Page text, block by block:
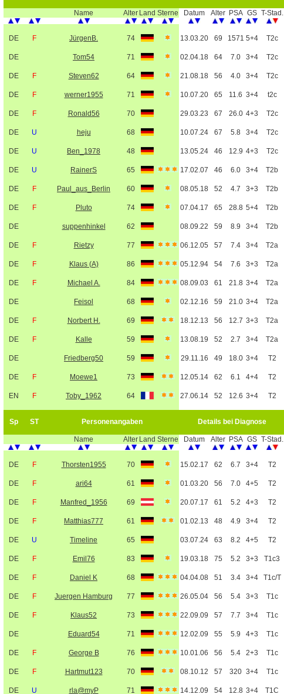
Name Alter Land Sterne Datum Alter PSA GS T-Stad.
DE F JürgenB. 74 13.03.20 69 1571 5+4 T2c
DE Tom54 71 02.04.18 64 7.0 3+4 T2c
DE F Steven62 64 21.08.18 56 4.0 3+4 T2c
DE F werner1955 71 10.07.20 65 11.6 3+4 t2c
DE F Ronald56 70 29.03.23 67 26.0 4+3 T2c
DE U heju 68 10.07.24 67 5.8 3+4 T2c
DE U Ben_1978 48 13.05.24 46 12.9 4+3 T2c
DE U RainerS 65 17.02.07 46 6.0 3+4 T2b
DE F Paul_aus_Berlin 60 08.05.18 52 4.7 3+3 T2b
DE F Pluto 74 07.04.17 65 28.8 5+4 T2b
DE suppenhinkel 62 08.09.22 59 8.9 3+4 T2b
DE F Rietzy 77 06.12.05 57 7.4 3+4 T2a
DE F Klaus (A) 86 05.12.94 54 7.6 3+3 T2a
DE F Michael A. 84 08.09.03 61 21.8 3+4 T2a
DE Feisol 68 02.12.16 59 21.0 3+4 T2a
DE F Norbert H. 69 18.12.13 56 12.7 3+3 T2a
DE F Kalle 59 13.08.19 52 2.7 3+4 T2a
DE Friedberg50 59 29.11.16 49 18.0 3+4 T2
DE F Moewe1 73 12.05.14 62 6.1 4+4 T2
EN F Toby_1962 64 27.06.14 52 12.6 3+4 T2
Sp ST Personenangaben Details bei Diagnose
Name Alter Land Sterne Datum Alter PSA GS T-Stad.
DE F Thorsten1955 70 15.02.17 62 6.7 3+4 T2
DE F ari64 61 01.03.20 56 7.0 4+5 T2
DE F Manfred_1956 69 20.07.17 61 5.2 4+3 T2
DE F Matthias777 61 01.02.13 48 4.9 3+4 T2
DE U Timeline 65 03.07.24 63 8.2 4+5 T2
DE F Emil76 83 19.03.18 75 5.2 3+3 T1c3
DE F Daniel K 68 04.04.08 51 3.4 3+4 T1c/T
DE F Juergen Hamburg 77 26.05.04 56 5.4 3+3 T1c
DE F Klaus52 73 22.09.09 57 7.7 3+4 T1c
DE Eduard54 71 12.02.09 55 5.9 4+3 T1c
DE F George B 76 10.01.06 56 5.4 2+3 T1c
DE F Hartmut123 70 08.10.12 57 320 3+4 T1c
DE U rla@myP 71 14.12.09 54 12.8 3+4 T1C